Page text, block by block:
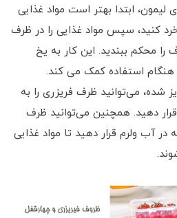
لیمون، ابتدا بهتر است مواد غذایی
کنید، سپس مواد غذایی را در ظرف
را محکم ببندید. این کار به یخ
هنگام استفاده کمک می کند.
شده، می‌توانید ظرف فریزری را به
دهید. همچنین می‌توانید ظرف
آب ولرم قرار دهید تا مواد غذایی